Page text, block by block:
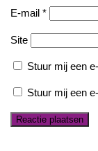
E-mail *
Site
Stuur mij een
Stuur mij een